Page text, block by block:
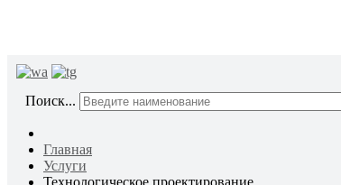
Поиск...
Главная
Услуги
Технологическое проектирование